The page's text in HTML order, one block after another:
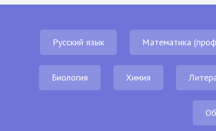
Русский язык Математика
Биология Химия